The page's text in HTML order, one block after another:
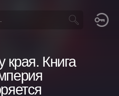
края. Книга